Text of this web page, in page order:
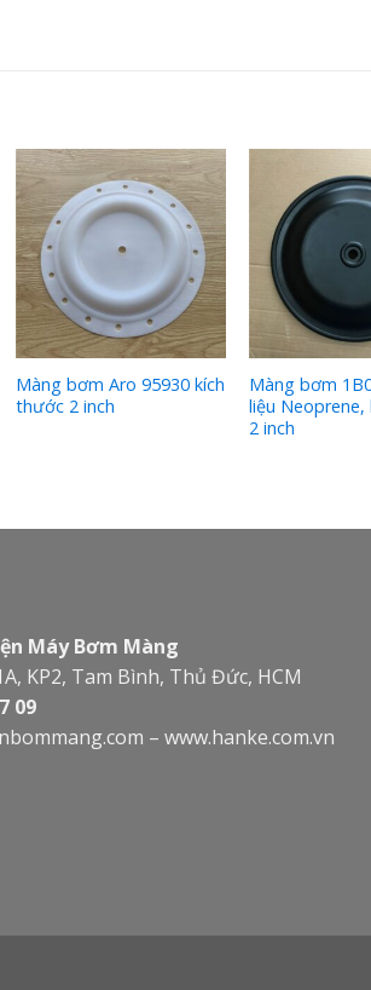
Màng bơm Aro 95930 kích
thước 2 inch
Màng bơm
liệu
2 inch
Máy Bơm Màng
KP2, Tam Bình, Thủ Đức, HCM
09
– www.hanke.com.vn